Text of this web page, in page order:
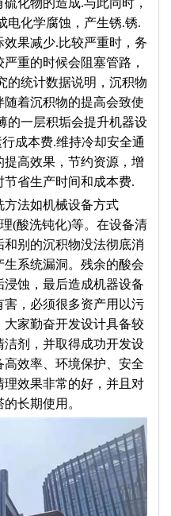
化物的造成.与此同时，
电化学腐蚀，产生锈.锈.
果减少.比较严重时，务
重的时候会阻塞管路，
的统计数据说明，沉积物
着沉积物的提高会致使
的一层积垢会提升机器设
成本费.维持冷却安全通
高效果，节约资源，增
省生产时间和成本费.
法如机械设备方式
(酸洗钝化)等。在设备清
别的沉积物没法彻底消
系统漏洞。残余的酸会
蚀，最后造成机器设备
，必须很多资产用以污
家勤奋开发设计具备较
剂，并取得成功开发设
效率、环境保护、安全
效果非常的好，并且对
长期使用。